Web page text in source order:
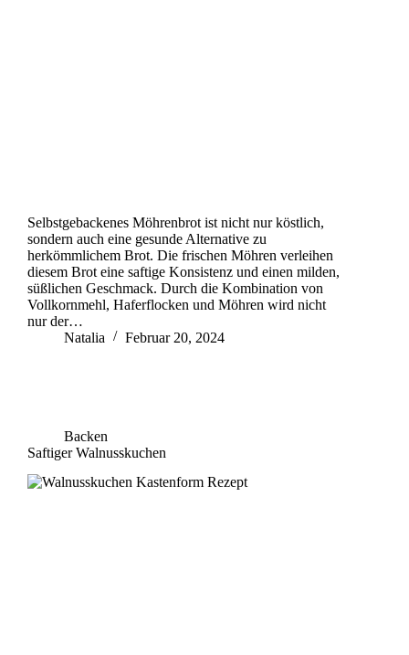
Selbstgebackenes Möhrenbrot ist nicht nur köstlich,
sondern auch eine gesunde Alternative zu
herkömmlichem Brot. Die frischen Möhren verleihen
diesem Brot eine saftige Konsistenz und einen milden,
süßlichen Geschmack. Durch die Kombination von
Vollkornmehl, Haferflocken und Möhren wird nicht
nur der…
Natalia
Februar 20, 2024
Backen
Saftiger Walnusskuchen